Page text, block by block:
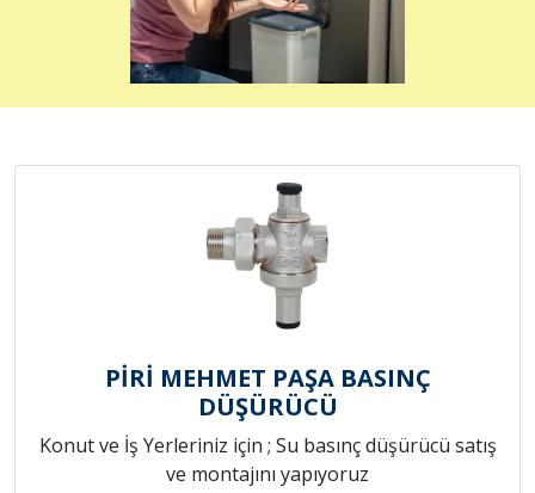
PİRİ MEHMET PAŞA BASINÇ
DÜŞÜRÜCÜ
Konut ve İş Yerleriniz için ; Su basınç düşürücü satış
ve montajını yapıyoruz